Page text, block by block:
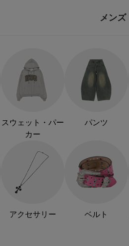
メンズ
スウェット・パー
カー
パンツ
アクセサリー ベルト